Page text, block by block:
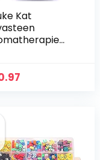
Kat